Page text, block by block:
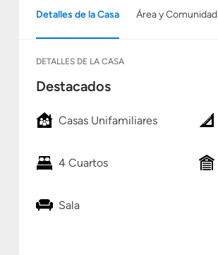
Detalles de la Casa Área y Comunidad
DETALLES DE LA CASA
Destacados
Casas Unifamiliares
4 Cuartos
Sala